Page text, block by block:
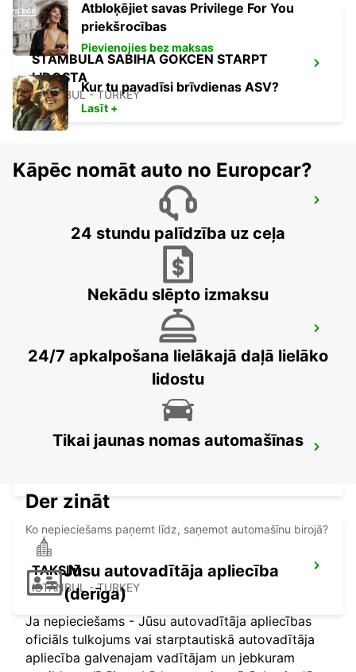
STAMBULA SABIHA GOKCEN STARPT
LIDOSTA
ISTANBUL - TURKEY
ISTANBUL PENDIK YHT RAILWAY
ISTANBUL - TURKEY
ISTANBUL KARTAL ASIAN SIDE
ISTANBUL - TURKEY
ISTANBUL ATASEHIR MEET AND GREET
TAKSIM
ISTANBUL - TURKEY
Atbloķējiet savas Privilege For You
priekšrocības
Pievienojies bez maksas
Kur tu pavadīsi brīvdienas ASV?
Lasīt +
Kāpēc nomāt auto no Europcar?
24 stundu palīdzība uz ceļa
Nekādu slēpto izmaksu
24/7 apkalpošana lielākajā daļā lielāko
lidostu
Tikai jaunas nomas automašīnas
Der zināt
Ko nepieciešams paņemt līdz, saņemot automašīnu birojā?
Jūsu autovadītāja apliecība
(derīga)
Ja nepieciešams - Jūsu autovadītāja apliecības
oficiāls tulkojums vai starptautiskā autovadītāja
apliecība galvenajam vadītājam un jebkuram